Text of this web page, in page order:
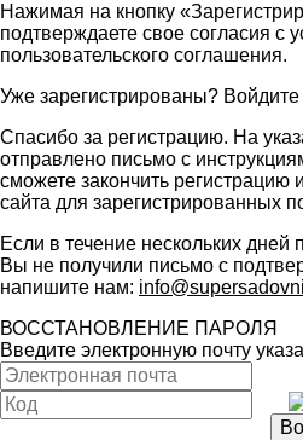
Нажимая на кнопку
подтверждаете свое согласия с
пользовательского соглашения.
Уже зарегистрированы? Войдите
Спасибо за регистрацию. На
отправлено письмо с
сможете закончить регистрацию
сайта для зарегистрированных
Если в течение нескольких
Вы не получили письмо с
напишите нам:
ВОССТАНОВЛЕНИЕ ПАРОЛЯ
Введите электронную почту